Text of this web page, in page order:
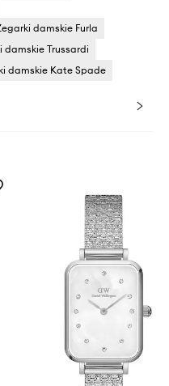
damskie Furla
damskie Trussardi
damskie Kate Spade